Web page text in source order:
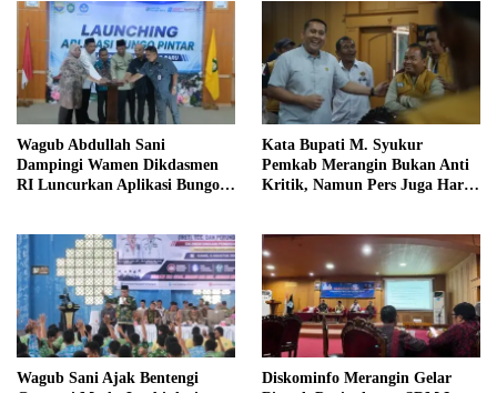
Wagub Abdullah Sani
Dampingi Wamen Dikdasmen
RI Luncurkan Aplikasi Bungo
Kata Bupati M. Syukur
Pemkab Merangin Bukan Anti
Kritik, Namun Pers Juga Harus
Wagub Sani Ajak Bentengi
Diskominfo Merangin Gelar